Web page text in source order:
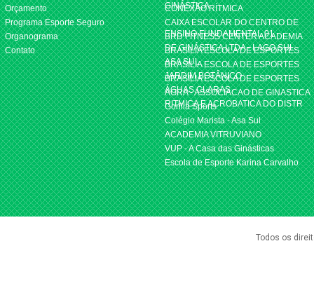
Orçamento
Programa Esporte Seguro
Organograma
Contato
GINÁSTICA
CONEXÃO RÍTMICA
CAIXA ESCOLAR DO CENTRO DE
ENSINO FUNDAMENTAL 01
BRD FITNESS CENTER ACADEMIA
DE GINÁSTICA LTDA - LAGO SUL
BRASILIA ESCOLA DE ESPORTES
ASA SUL
BRASILIA ESCOLA DE ESPORTES
JARDIM BOTÂNICO
BRASILIA ESCOLA DE ESPORTES
ÁGUAS CLARAS
AGRA - ASSOCIACAO DE GINASTICA
RITMICA E ACROBATICA DO DISTR
Gorilla Sports
Colégio Marista - Asa Sul
ACADEMIA VITRUVIANO
VUP - A Casa das Ginásticas
Escola de Esporte Karina Carvalho
Todos os